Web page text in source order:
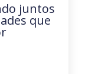
juntos
que